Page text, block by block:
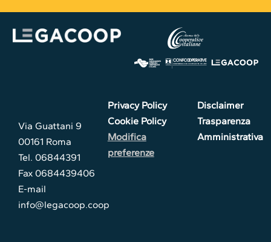
Via Guattani 9
00161 Roma
Tel. 06844391
Fax 0684439406
E-mail
info@legacoop.coop
Privacy Policy
Cookie Policy
Modifica
preferenze
Disclaimer
Trasparenza
Amministrativa